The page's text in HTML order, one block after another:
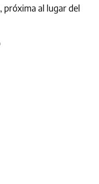
próxima al lugar del